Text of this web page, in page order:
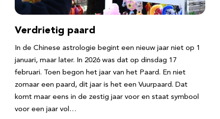
Verdrietig paard
In de Chinese astrologie begint een nieuw jaar niet op 1
januari, maar later. In 2026 was dat op dinsdag 17
februari. Toen begon het jaar van het Paard. En niet
zomaar een paard, dit jaar is het een Vuurpaard. Dat
komt maar eens in de zestig jaar voor en staat symbool
voor een jaar vol…